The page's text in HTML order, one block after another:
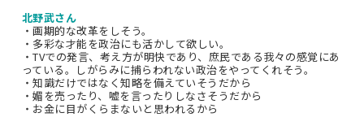
北野武さん
・画期的な改革をしそう。
・多彩な才能を政治にも活かして欲しい。
・TVでの発言、考え方が明快であり、庶民である我々の感覚にあ
っている。しがらみに捕らわれない政治をやってくれそう。
・知識だけではなく知略を備えていそうだから
・媚を売ったり、嘘を言ったりしなさそうだから
・お金に目がくらまないと思われるから